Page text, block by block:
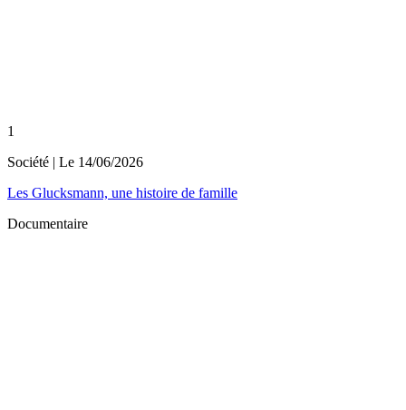
1
Société | Le 14/06/2026
Les Glucksmann, une histoire de famille
Documentaire